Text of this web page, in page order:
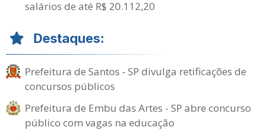
salários de até R$ 20.112,20
Destaques:
Prefeitura de Santos - SP divulga retificações de
concursos públicos
Prefeitura de Embu das Artes - SP abre concurso
público com vagas na educação